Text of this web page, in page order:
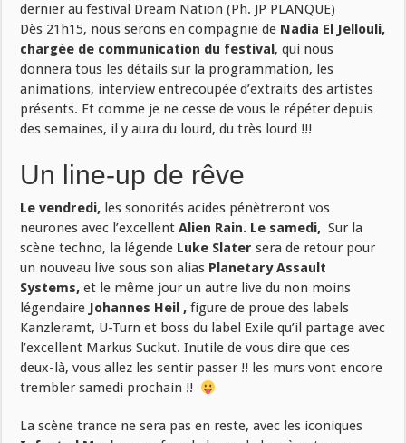
dernier au festival Dream Nation (Ph. JP PLANQUE)
Dès 21h15, nous serons en compagnie de Nadia El Jellouli,
chargée de communication du festival, qui nous
donnera tous les détails sur la programmation, les
animations, interview entrecoupée d’extraits des artistes
présents. Et comme je ne cesse de vous le répéter depuis
des semaines, il y aura du lourd, du très lourd !!!
Un line-up de rêve
Le vendredi, les sonorités acides pénètreront vos
neurones avec l’excellent Alien Rain. Le samedi, Sur la
scène techno, la légende Luke Slater sera de retour pour
un nouveau live sous son alias Planetary Assault
Systems,et le même jour un autre live du non moins
légendaire Johannes Heil ,figure de proue des labels
Kanzleramt, U-Turn et boss du label Exile qu’il partage avec
l’excellent Markus Suckut. Inutile de vous dire que ces
deux-là, vous allez les sentir passer !! les murs vont encore
trembler samedi prochain !!
La scène trance ne sera pas en reste, avec les iconiques